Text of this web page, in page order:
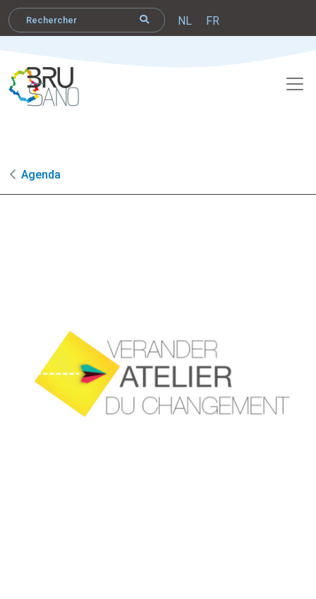
NL FR
Agenda